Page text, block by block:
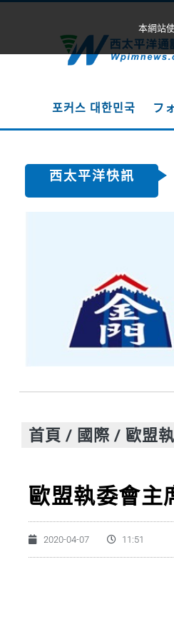
포커스 대한민국 フ
西太平洋快訊
首頁 / 國際 / 歐盟
歐盟執委會主
2020-04-07 11:51
本網站